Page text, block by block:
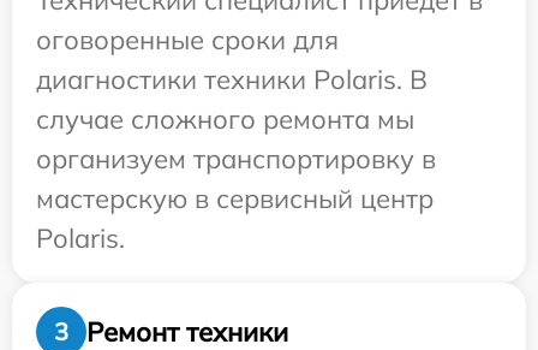
оговоренные сроки для
диагностики техники Polaris. В
случае сложного ремонта мы
организуем транспортировку в
мастерскую в сервисный центр
Polaris.
3
Ремонт техники